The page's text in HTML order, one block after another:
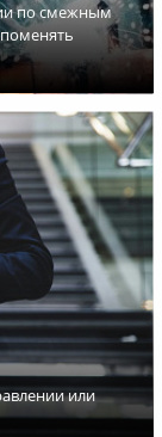
по смежным
или